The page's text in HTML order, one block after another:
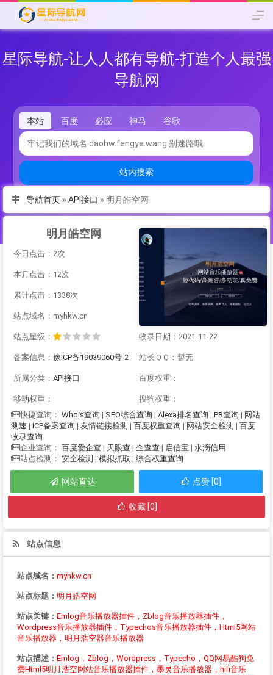
星际导航-让人人都有导航-打造个人最强
导航网
本站 百度 必应 神马 谷歌
站内搜索
导航首页 » API接口 » 明月皓空网
明月皓空网
今日点击：2次
本月点击：12次
累计点击：1338次
站点域名：myhkw.cn
站点星级： 收录日期：2021-11-22
备案信息： 豫ICP备19039060号-2 站长ＱＱ：暂无
所属分类： API接口 百度权重：
移动权重： 搜狗权重：
快捷查询： Whois查询 | SEO综合查询 | Alexa排名查询 | PR查询 | 网站
测速 | ICP备案查询 | 友情链接检测 | 百度权重查询 | 网站安全检测 | 百度
收录查询
企业查询： 百度爱企查 | 天眼查 | 企查查 | 启信宝 | 水滴信用
站点检测： 安全检测 | 模拟抓取 | 综合权重查询
网站直达 点赞 [0]
收藏 [0]
站点信息
站点域名： myhkw.cn
站点标题： 明月皓空网
站点关键： Emlog音乐播放器插件，Zblog音乐播放器插件，
Wordpress音乐播放器插件，Typechos音乐播放器插件，Html5网站
音乐播放器，明月浩空器音乐播放器
站点描述： Emlog，Zblog，Wordpress，Typecho，QQ网易酷狗免
费Html5明月浩空网站音乐播放器插件，墨灵音乐播放器，hifi音乐